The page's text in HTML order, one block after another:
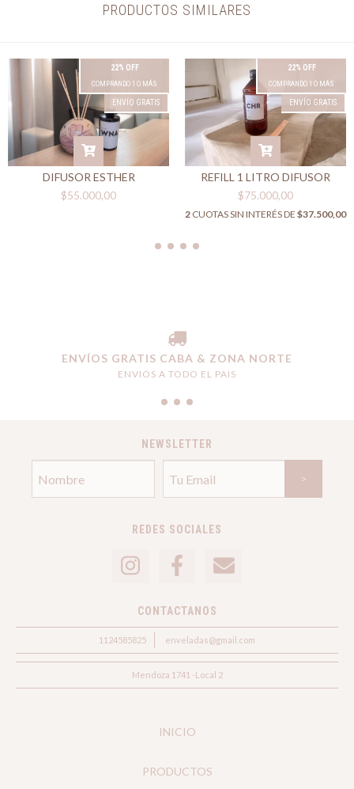
PRODUCTOS SIMILARES
22% OFF
COMPRANDO 1 O MÁS
ENVÍO GRATIS
DIFUSOR ESTHER
$55.000,00
22% OFF
COMPRANDO 1 O MÁS
ENVÍO GRATIS
REFILL 1 LITRO DIFUSOR
$75.000,00
2 CUOTAS SIN INTERÉS DE $37.500,00
ENVÍOS GRATIS CABA & ZONA NORTE
ENVIOS A TODO EL PAIS
NEWSLETTER
REDES SOCIALES
CONTACTANOS
1124585825 enveladas@gmail.com
Mendoza 1741 -Local 2
INICIO
PRODUCTOS